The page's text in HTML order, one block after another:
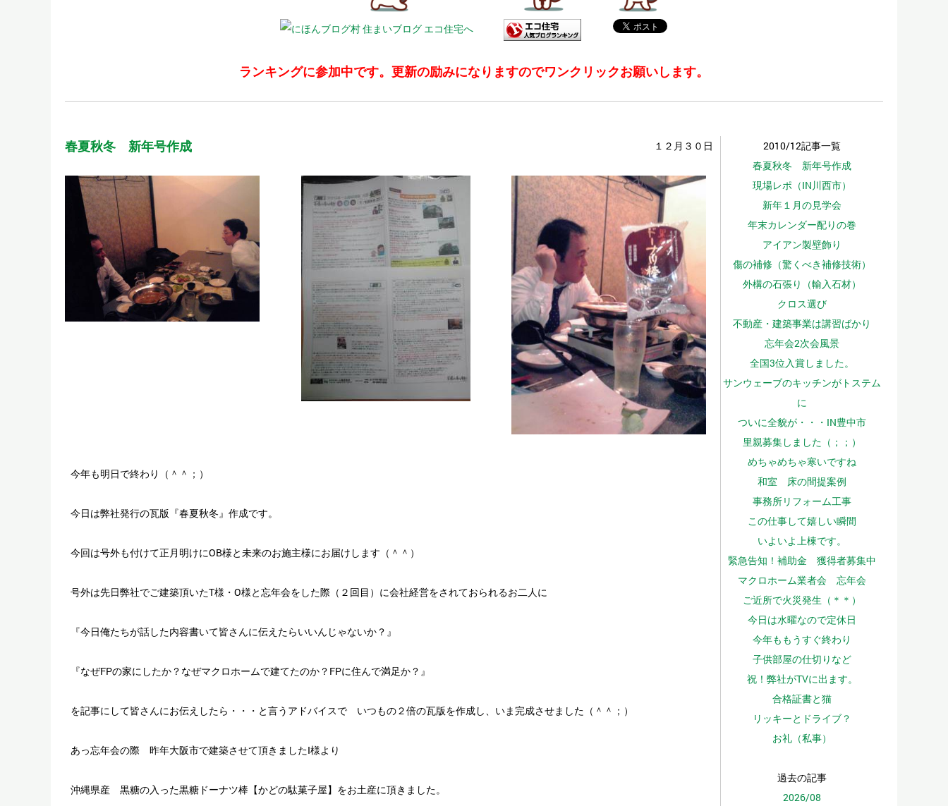
ランキングに参加中です。更新の励みになりますのでワンクリックお願いします。
春夏秋冬 新年号作成 １２月３０日
今年も明日で終わり（＾＾；）
今日は弊社発行の瓦版『春夏秋冬』作成です。
今回は号外も付けて正月明けにOB様と未来のお施主様にお届けします（＾＾）
号外は先日弊社でご建築頂いたT様・O様と忘年会をした際（２回目）に会社経営をされておられるお二人に
『今日俺たちが話した内容書いて皆さんに伝えたらいいんじゃないか？』
『なぜFPの家にしたか？なぜマクロホームで建てたのか？FPに住んで満足か？』
を記事にして皆さんにお伝えしたら・・・と言うアドバイスで いつもの２倍の瓦版を作成し、いま完成させました（＾＾；）
あっ忘年会の際 昨年大阪市で建築させて頂きましたI様より
沖縄県産 黒糖の入った黒糖ドーナツ棒【かどの駄菓子屋】をお土産に頂きました。
2010/12記事一覧
春夏秋冬 新年号作成
現場レポ（IN川西市）
新年１月の見学会
年末カレンダー配りの巻
アイアン製壁飾り
傷の補修（驚くべき補修技術）
外構の石張り（輸入石材）
クロス選び
不動産・建築事業は講習ばかり
忘年会2次会風景
全国3位入賞しました。
サンウェーブのキッチンがトステム
に
ついに全貌が・・・IN豊中市
里親募集しました（；；）
めちゃめちゃ寒いですね
和室 床の間提案例
事務所リフォーム工事
この仕事して嬉しい瞬間
いよいよ上棟です。
緊急告知！補助金 獲得者募集中
マクロホーム業者会 忘年会
ご近所で火災発生（＊＊）
今日は水曜なので定休日
今年ももうすぐ終わり
子供部屋の仕切りなど
祝！弊社がTVに出ます。
合格証書と猫
リッキーとドライブ？
お礼（私事）
過去の記事
2026/08